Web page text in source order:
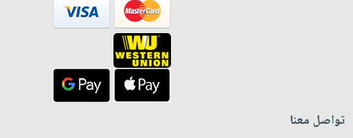
تواصل معنا